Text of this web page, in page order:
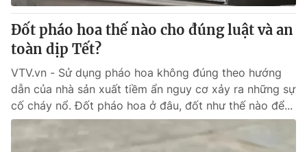
Đốt pháo hoa thế nào cho đúng luật và an
toàn dịp Tết?
VTV.vn - Sử dụng pháo hoa không đúng theo hướng
dẫn của nhà sản xuất tiềm ẩn nguy cơ xảy ra những sự
cố cháy nổ. Đốt pháo hoa ở đâu, đốt như thế nào để...